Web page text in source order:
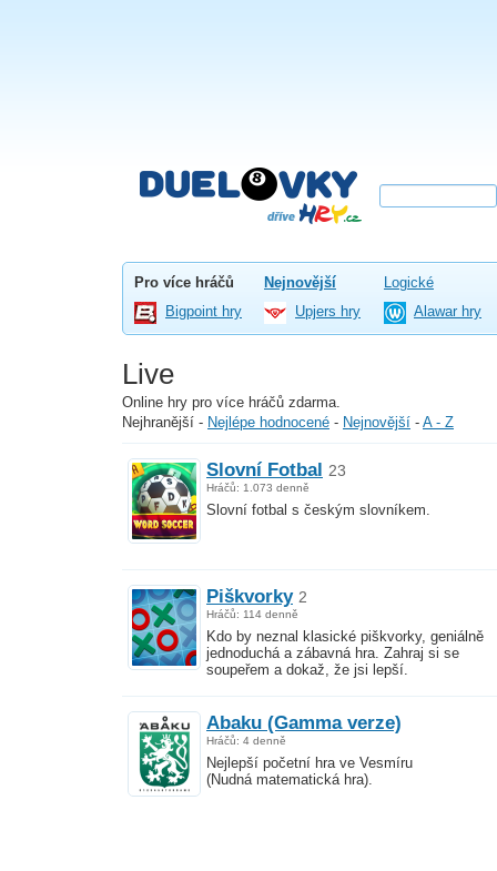
Pro více hráčů Nejnovější
Logické
Bigpoint hry
Upjers hry Alawar hry
Live
Online hry pro více hráčů zdarma.
Nejhranější - Nejlépe hodnocené - Nejnovější - A - Z
Slovní Fotbal 23
Hráčů: 1.073 denně
Slovní fotbal s českým slovníkem.
Piškvorky 2
Hráčů: 114 denně
Kdo by neznal klasické piškvorky, geniálně
jednoduchá a zábavná hra. Zahraj si se
soupeřem a dokaž, že jsi lepší.
Abaku (Gamma verze)
Hráčů: 4 denně
Nejlepší početní hra ve Vesmíru
(Nudná matematická hra).